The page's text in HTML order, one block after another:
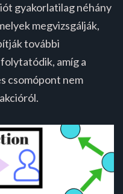
gyakorlatilag néhány
megvizsgálják,
további
amíg a
csomópont nem